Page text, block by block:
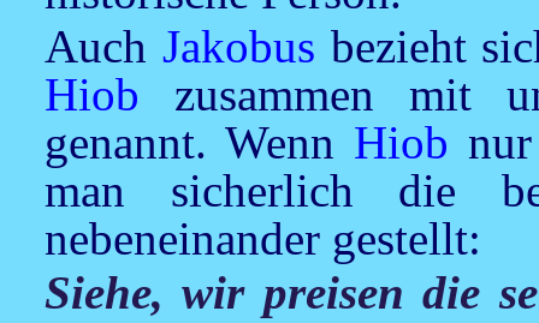
Auch Jakobus bezieht
Hiob zusammen mit
genannt. Wenn Hiob
man sicherlich die
nebeneinander gestellt:
Siehe, wir preisen die